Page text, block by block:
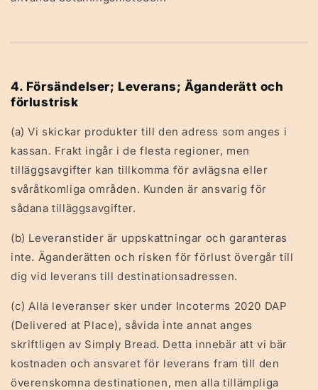
4. Försändelser; Leverans; Äganderätt och
förlustrisk
(a) Vi skickar produkter till den adress som anges i
kassan. Frakt ingår i de flesta regioner, men
tilläggsavgifter kan tillkomma för avlägsna eller
svåråtkomliga områden. Kunden är ansvarig för
sådana tilläggsavgifter.
(b) Leveranstider är uppskattningar och garanteras
inte. Äganderätten och risken för förlust övergår till
dig vid leverans till destinationsadressen.
(c) Alla leveranser sker under Incoterms 2020 DAP
(Delivered at Place), såvida inte annat anges
skriftligen av Simply Bread. Detta innebär att vi bär
kostnaden och ansvaret för leverans fram till den
överenskomna destinationen, men alla tillämpliga